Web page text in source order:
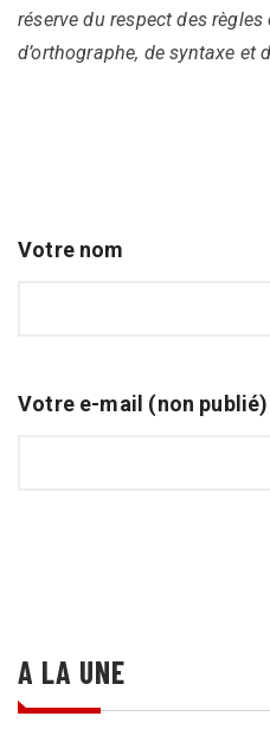
réserve du respect des
d’orthographe, de syntaxe et
Votre nom
Votre e-mail (non publié)
A LA UNE